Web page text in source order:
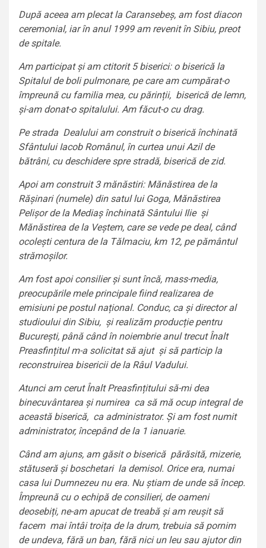
După aceea am plecat la Caransebeș, am fost diacon
ceremonial, iar în anul 1999 am revenit în Sibiu, preot
de spitale.
Am participat și am ctitorit 5 biserici: o biserică la
Spitalul de boli pulmonare, pe care am cumpărat-o
împreună cu familia mea, cu părinții, biserică de lemn,
și-am donat-o spitalului. Am făcut-o cu drag.
Pe strada Dealului am construit o biserică închinată
Sfântului Iacob Românul, în curtea unui Azil de
bătrâni, cu deschidere spre stradă, biserică de zid.
Apoi am construit 3 mănăstiri: Mănăstirea de la
Rășinari (numele) din satul lui Goga, Mănăstirea
Pelișor de la Mediaș închinată Sântului Ilie și
Mănăstirea de la Veștem, care se vede pe deal, când
ocolești centura de la Tălmaciu, km 12, pe pământul
strămoșilor.
Am fost apoi consilier și sunt încă, mass-media,
preocupările mele principale fiind realizarea de
emisiuni pe postul național. Conduc, ca și director al
studioului din Sibiu, și realizăm producție pentru
București, până când în noiembrie anul trecut Înalt
Preasfințitul m-a solicitat să ajut și să particip la
reconstruirea bisericii de la Râul Vadului.
Atunci am cerut Înalt Preasfințitului să-mi dea
binecuvântarea și numirea ca să mă ocup integral de
această biserică, ca administrator. Și am fost numit
administrator, începând de la 1 ianuarie.
Când am ajuns, am găsit o biserică părăsită, mizerie,
stătuseră și boschetari la demisol. Orice era, numai
casa lui Dumnezeu nu era. Nu știam de unde să încep.
Împreună cu o echipă de consilieri, de oameni
deosebiți, ne-am apucat de treabă și am reușit să
facem mai întâi troița de la drum, trebuia să pornim
de undeva, fără un ban, fără nici un leu sau ajutor din